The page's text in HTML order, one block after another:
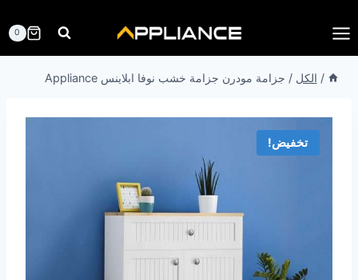
إلى
المحتوى
0
/ الكل / جزامة مودرن جزامة خشب نوفا ابلاينس Appliance
تخفيض!